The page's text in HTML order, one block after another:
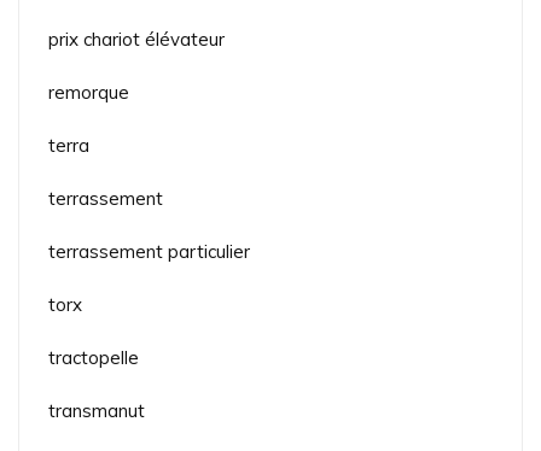
prix chariot élévateur
remorque
terra
terrassement
terrassement particulier
torx
tractopelle
transmanut